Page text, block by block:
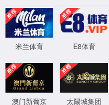
湖南省民营
发布时间